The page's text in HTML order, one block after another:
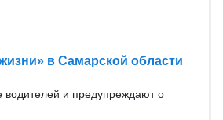
в Самарской области
и предупреждают о